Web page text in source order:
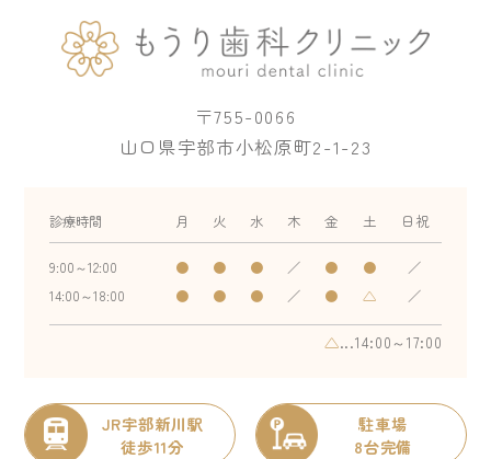
〒755-0066
山口県宇部市小松原町2-1-23
診療時間 月 火 水 木 金 土 日祝
9:00～12:00 ● ● ● ／ ● ●
／
14:00～18:00
● ● ● ／ ● △ ／
△...14:00～17:00
JR宇部新川駅
徒歩11分
駐車場
8台完備